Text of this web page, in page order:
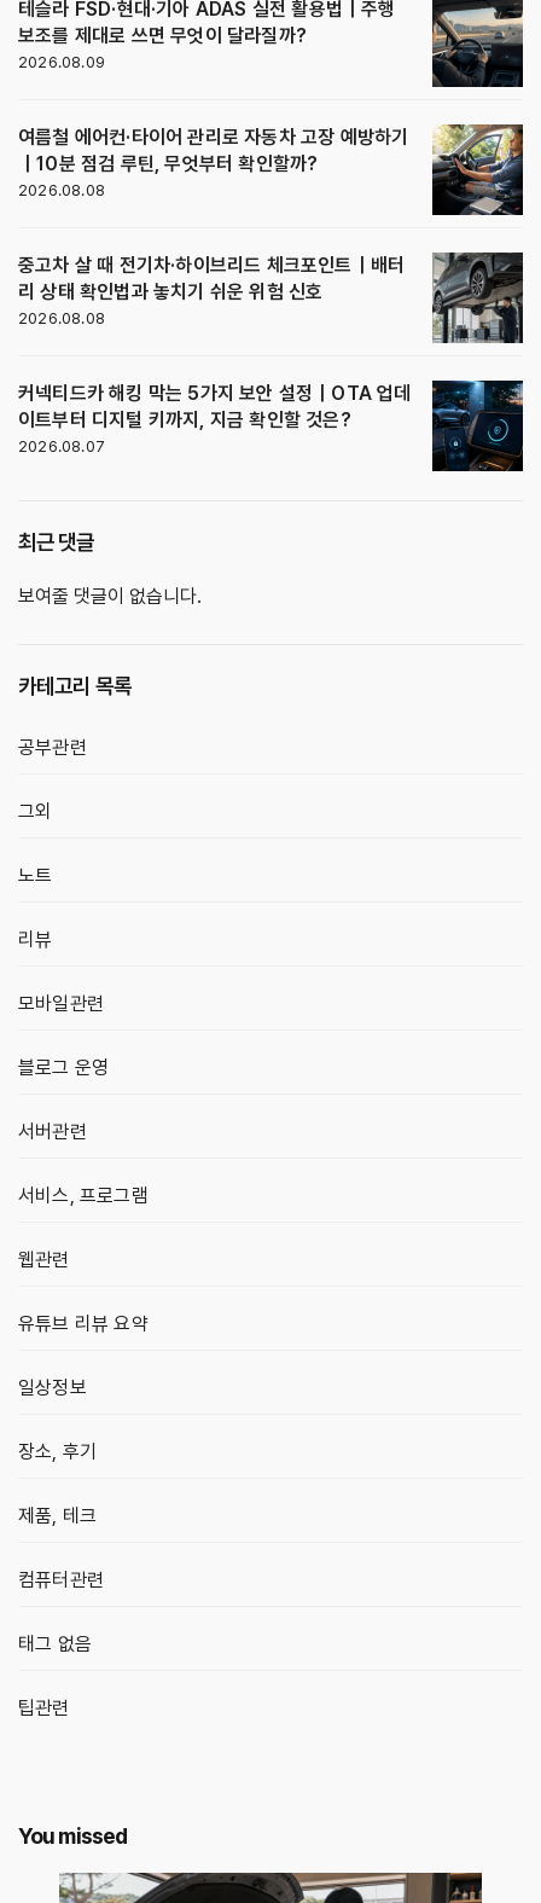
테슬라 FSD·현대·기아 ADAS 실전 활용법｜주행
보조를 제대로 쓰면 무엇이 달라질까?
2026.08.09
여름철 에어컨·타이어 관리로 자동차 고장 예방하기
｜10분 점검 루틴, 무엇부터 확인할까?
2026.08.08
중고차 살 때 전기차·하이브리드 체크포인트｜배터
리 상태 확인법과 놓치기 쉬운 위험 신호
2026.08.08
커넥티드카 해킹 막는 5가지 보안 설정｜OTA 업데
이트부터 디지털 키까지, 지금 확인할 것은?
2026.08.07
최근 댓글
보여줄 댓글이 없습니다.
카테고리 목록
공부관련
그외
노트
리뷰
모바일관련
블로그 운영
서버관련
서비스, 프로그램
웹관련
유튜브 리뷰 요약
일상정보
장소, 후기
제품, 테크
컴퓨터관련
태그 없음
팁관련
You missed